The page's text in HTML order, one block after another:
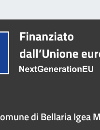
di Bellaria Igea